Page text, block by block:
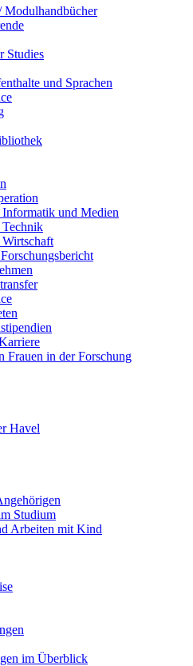
Modulhandbücher
Studies
und Sprachen
Informatik und Medien
Technik
Frauen in der Forschung
Havel
Studium
Arbeiten mit Kind
im Überblick